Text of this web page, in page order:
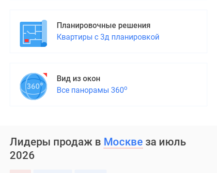
Планировочные решения
Квартиры с 3д планировкой
Вид из окон
Все панорамы 360о
Лидеры продаж в Москве за июль
2026